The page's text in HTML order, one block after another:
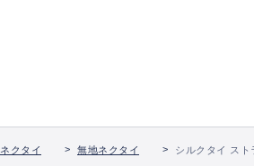
ネクタイ 無地ネクタイ シルクタイ スト